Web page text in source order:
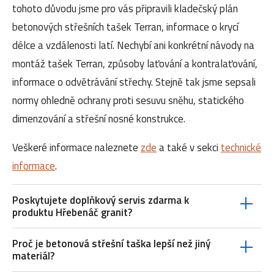
tohoto důvodu jsme pro vás připravili kladečský plán
betonových střešních tašek Terran, informace o krycí
délce a vzdálenosti latí. Nechybí ani konkrétní návody na
montáž tašek Terran, způsoby laťování a kontralaťování,
informace o odvětrávání střechy. Stejně tak jsme sepsali
normy ohledně ochrany proti sesuvu sněhu, statického
dimenzování a střešní nosné konstrukce.
Veškeré informace naleznete zdea také v sekci technické
informace.
Poskytujete doplňkový servis zdarma k
produktu Hřebenáč granit?
Proč je betonová střešní taška lepší než jiný
materiál?